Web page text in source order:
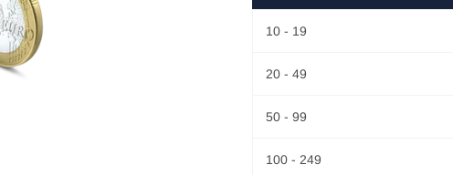
10 - 19
20 - 49
50 - 99
100 - 249